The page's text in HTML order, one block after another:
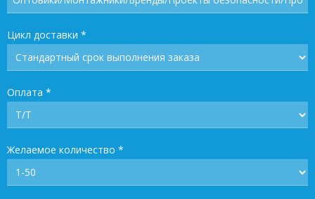
Цикл доставки *
Оплата *
Желаемое количество *